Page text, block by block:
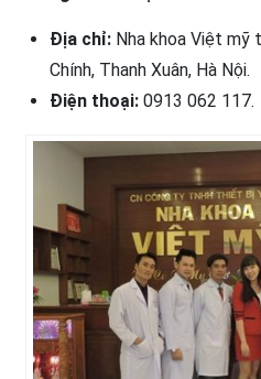
Địa chỉ: Nha khoa Việt mỹ
Chính, Thanh Xuân, Hà Nội.
Điện thoại: 0913 062 117.